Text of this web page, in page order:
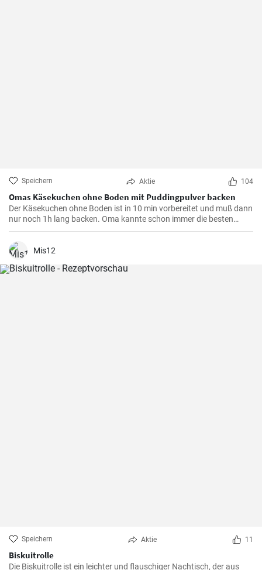
Speichern Aktie 104
Omas Käsekuchen ohne Boden mit Puddingpulver backen
Der Käsekuchen ohne Boden ist in 10 min vorbereitet und muß dann
nur noch 1h lang backen. Oma kannte schon immer die besten
Käsekuchen Rezepte für den Kaffeetisch und dieser wird mit Vanille
Puddingpulver stabilisiert.
Mis12
Speichern Aktie 11
Biskuitrolle
Die Biskuitrolle ist ein leichter und flauschiger Nachtisch, der aus